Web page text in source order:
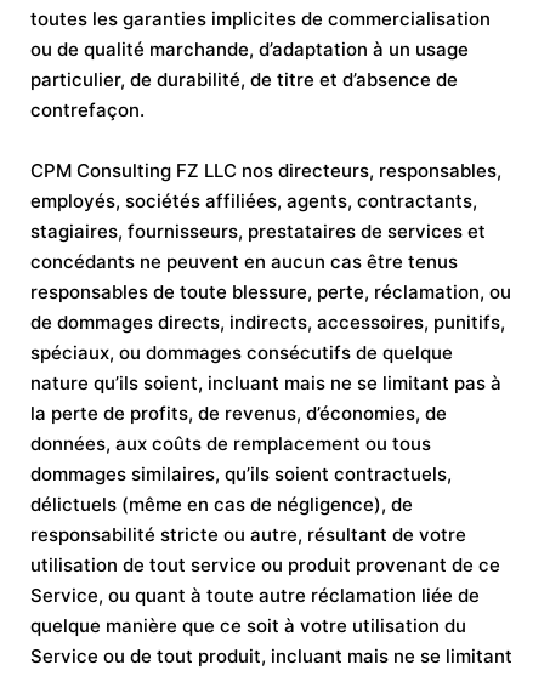
toutes les garanties implicites de commercialisation
ou de qualité marchande, d’adaptation à un usage
particulier, de durabilité, de titre et d’absence de
contrefaçon.
CPM Consulting FZ LLC nos directeurs, responsables,
employés, sociétés affiliées, agents, contractants,
stagiaires, fournisseurs, prestataires de services et
concédants ne peuvent en aucun cas être tenus
responsables de toute blessure, perte, réclamation, ou
de dommages directs, indirects, accessoires, punitifs,
spéciaux, ou dommages consécutifs de quelque
nature qu’ils soient, incluant mais ne se limitant pas à
la perte de profits, de revenus, d’économies, de
données, aux coûts de remplacement ou tous
dommages similaires, qu’ils soient contractuels,
délictuels (même en cas de négligence), de
responsabilité stricte ou autre, résultant de votre
utilisation de tout service ou produit provenant de ce
Service, ou quant à toute autre réclamation liée de
quelque manière que ce soit à votre utilisation du
Service ou de tout produit, incluant mais ne se limitant